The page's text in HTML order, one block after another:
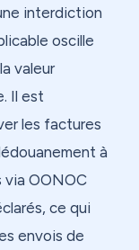
interdiction
oscille
valeur
Il est
les factures
à
via OONOC
ce qui
envois de